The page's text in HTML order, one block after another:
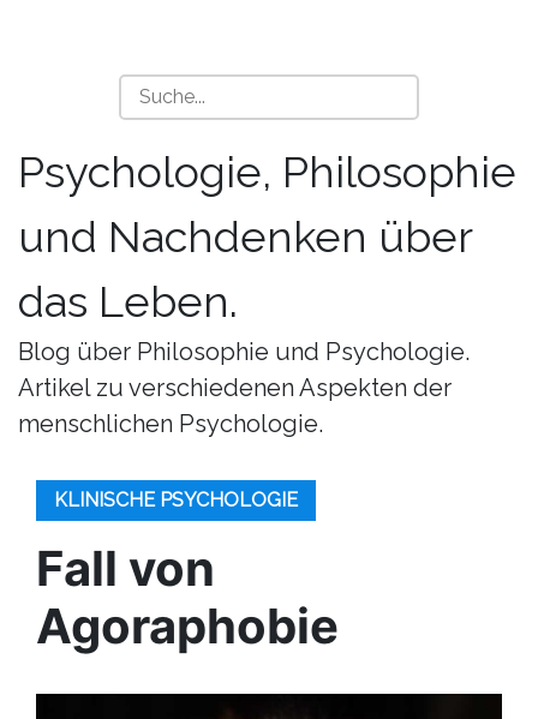
Psychologie, Philosophie
und Nachdenken über
das Leben.
Blog über Philosophie und Psychologie.
Artikel zu verschiedenen Aspekten der
menschlichen Psychologie.
KLINISCHE PSYCHOLOGIE
Fall von
Agoraphobie